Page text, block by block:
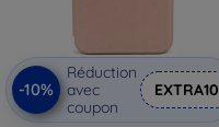
-10%
Réduction
avec
coupon
EXTRA10